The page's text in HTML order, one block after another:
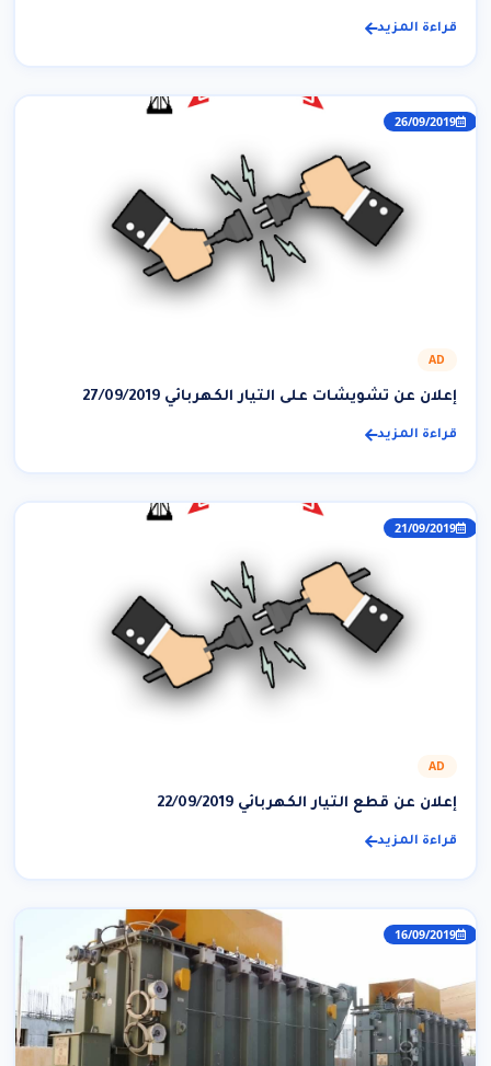
قراءة المزيد
26/09/2019
AD
إعلان عن تشويشات على التيار الكهربائي 27/09/2019
قراءة المزيد
21/09/2019
AD
إعلان عن قطع التيار الكهربائي 22/09/2019
قراءة المزيد
16/09/2019